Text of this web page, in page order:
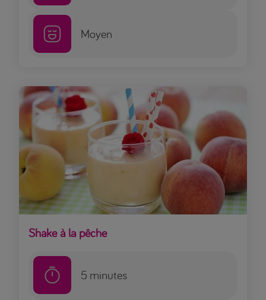
Moyen
Shake à la pêche
5 minutes